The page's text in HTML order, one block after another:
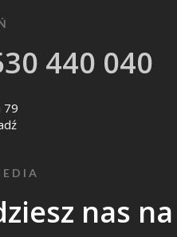
440 040
79
nas na